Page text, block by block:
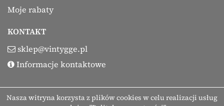
Moje rabaty
KONTAKT
sklep@vintygge.pl
Informacje kontaktowe
Nasza witryna korzysta z plików cookies w celu realizacji usług